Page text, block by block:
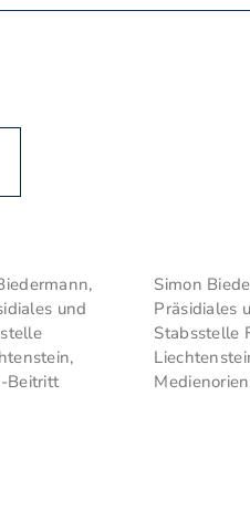
und
Beitritt
Simon
Präsidiales
Stabsstelle